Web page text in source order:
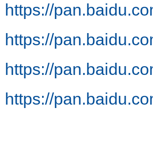
https://
https://
https://
https://